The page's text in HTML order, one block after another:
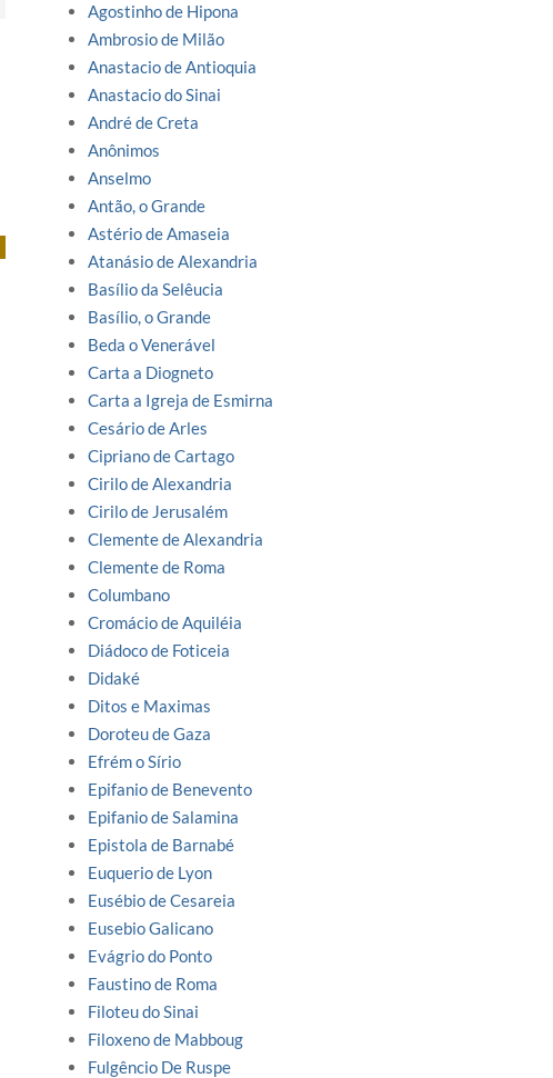
Agostinho de Hipona
Ambrosio de Milão
Anastacio de Antioquia
Anastacio do Sinai
André de Creta
Anônimos
Anselmo
Antão, o Grande
Astério de Amaseia
Atanásio de Alexandria
Basílio da Selêucia
Basílio, o Grande
Beda o Venerável
Carta a Diogneto
Carta a Igreja de Esmirna
Cesário de Arles
Cipriano de Cartago
Cirilo de Alexandria
Cirilo de Jerusalém
Clemente de Alexandria
Clemente de Roma
Columbano
Cromácio de Aquiléia
Diádoco de Foticeia
Didaké
Ditos e Maximas
Doroteu de Gaza
Efrém o Sírio
Epifanio de Benevento
Epifanio de Salamina
Epistola de Barnabé
Euquerio de Lyon
Eusébio de Cesareia
Eusebio Galicano
Evágrio do Ponto
Faustino de Roma
Filoteu do Sinai
Filoxeno de Mabboug
Fulgêncio De Ruspe